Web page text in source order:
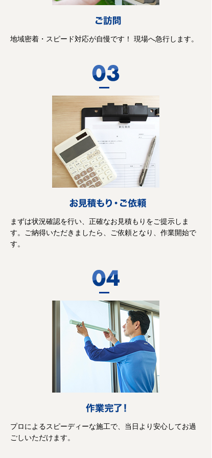
地域密着・スピード対応が自慢です！ 現場へ急行します。
まずは状況確認を行い、正確なお見積もりをご提示しま
す。ご納得いただきましたら、ご依頼となり、作業開始で
す。
プロによるスピーディーな施工で、当日より安心してお過
ごしいただけます。